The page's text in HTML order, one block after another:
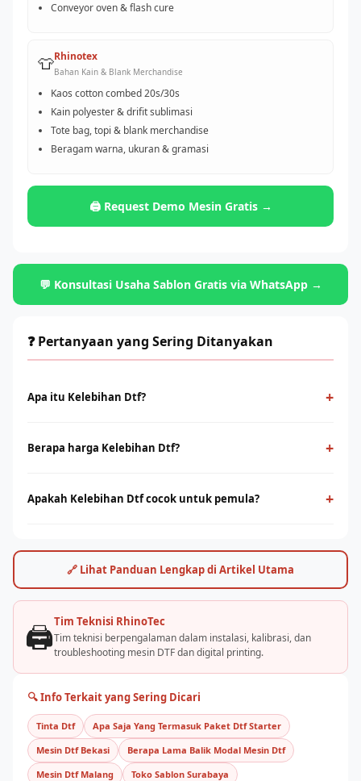
Conveyor oven & flash cure
👕Rhinotex
Bahan Kain & Blank Merchandise
Kaos cotton combed 20s/30s
Kain polyester & drifit sublimasi
Tote bag, topi & blank merchandise
Beragam warna, ukuran & gramasi
🖨️ Request Demo Mesin Gratis →
💬 Konsultasi Usaha Sablon Gratis via WhatsApp →
❓ Pertanyaan yang Sering Ditanyakan
Apa itu Kelebihan Dtf? +
menggunakan film PET sebagai media transfer ke berbagai
Berapa harga Kelebihan Dtf? +
dan kapasitas produksi. Hubungi tim RhinoCare untuk
Apakah Kelebihan Dtf cocok untuk pemula? +
yang tepat. Rhino Indonesia menyediakan training dan
pendampingan after-sales agar bisnis sablon Anda cepat
🔗 Lihat Panduan Lengkap di Artikel Utama
🖨️Tim Teknisi RhinoTec
Tim teknisi berpengalaman dalam instalasi, kalibrasi, dan
troubleshooting mesin DTF dan digital printing.
🔍 Info Terkait yang Sering Dicari
Tinta Dtf
Apa Saja Yang Termasuk Paket Dtf Starter
Mesin Dtf Bekasi
Berapa Lama Balik Modal Mesin Dtf
Mesin Dtf Malang
Toko Sablon Surabaya